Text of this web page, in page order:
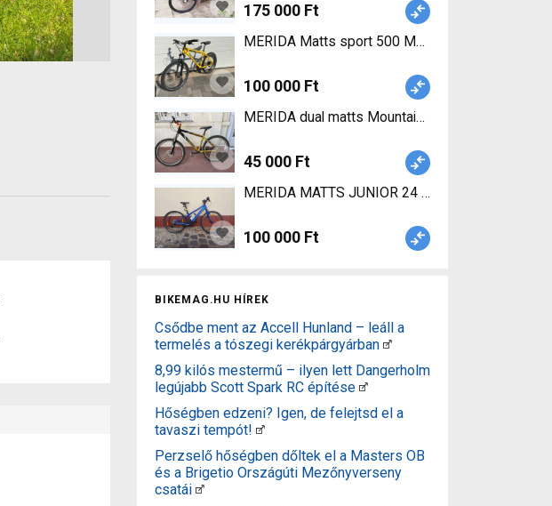
175 000 Ft
MERIDA Matts sport 500 Mountain Bike 26" elöl
100 000 Ft
MERIDA dual matts Mountain Bike 26" elöl
45 000 Ft
MERIDA MATTS JUNIOR 24 Gyerek kerékpár
100 000 Ft
BIKEMAG.HU HÍREK
Csődbe ment az Accell Hunland – leáll a
termelés a tószegi kerékpárgyárban
8,99 kilós mestermű – ilyen lett Dangerholm
legújabb Scott Spark RC építése
Hőségben edzeni? Igen, de felejtsd el a
tavaszi tempót!
Perzselő hőségben dőltek el a Masters OB
és a Brigetio Országúti Mezőnyverseny
csatái